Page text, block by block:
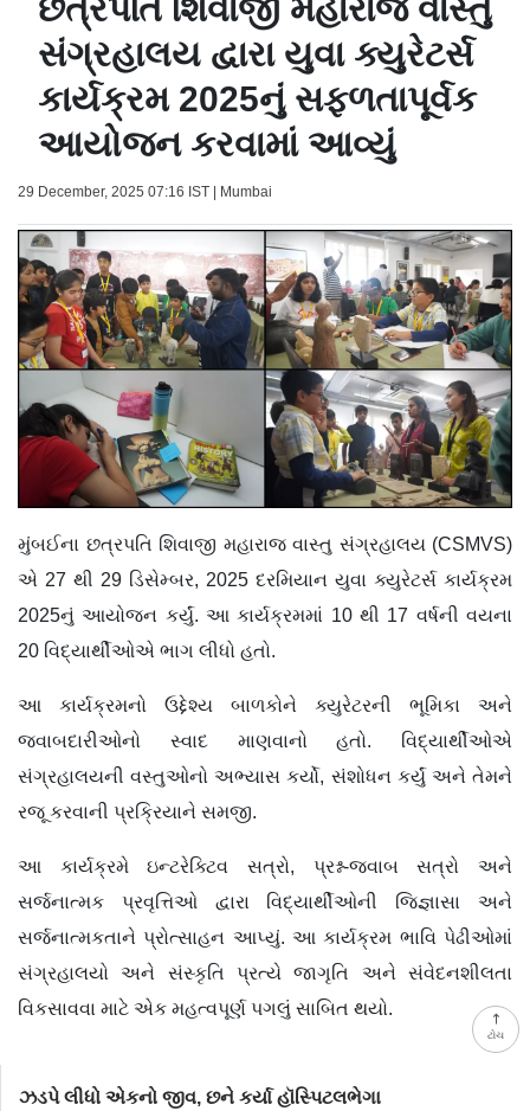
છત્રપતિ શિવાજી મહારાજ વાસ્તુ
સંગ્રહાલય દ્વારા યુવા ક્યુરેટર્સ
કાર્યક્રમ 2025નું સફળતાપૂર્વક
આયોજન કરવામાં આવ્યું
29 December, 2025 07:16 IST | Mumbai
ટોચ
મુંબઈના છત્રપતિ શિવાજી મહારાજ વાસ્તુ સંગ્રહાલય (CSMVS)
એ 27 થી 29 ડિસેમ્બર, 2025 દરમિયાન યુવા ક્યુરેટર્સ કાર્યક્રમ
2025નું આયોજન કર્યું. આ કાર્યક્રમમાં 10 થી 17 વર્ષની વયના
20 વિદ્યાર્થીઓએ ભાગ લીધો હતો.
આ કાર્યક્રમનો ઉદ્દેશ્ય બાળકોને ક્યુરેટરની ભૂમિકા અને
જવાબદારીઓનો સ્વાદ માણવાનો હતો. વિદ્યાર્થીઓએ
સંગ્રહાલયની વસ્તુઓનો અભ્યાસ કર્યો, સંશોધન કર્યું અને તેમને
રજૂ કરવાની પ્રક્રિયાને સમજી.
આ કાર્યક્રમે ઇન્ટરેક્ટિવ સત્રો, પ્રશ્ન-જવાબ સત્રો અને
સર્જનાત્મક પ્રવૃત્તિઓ દ્વારા વિદ્યાર્થીઓની જિજ્ઞાસા અને
સર્જનાત્મકતાને પ્રોત્સાહન આપ્યું. આ કાર્યક્રમ ભાવિ પેઢીઓમાં
સંગ્રહાલયો અને સંસ્કૃતિ પ્રત્યે જાગૃતિ અને સંવેદનશીલતા
વિકસાવવા માટે એક મહત્વપૂર્ણ પગલું સાબિત થયો.
ઝડપે લીધો એકનો જીવ, છને કર્યા હૉસ્પિટલભેગા